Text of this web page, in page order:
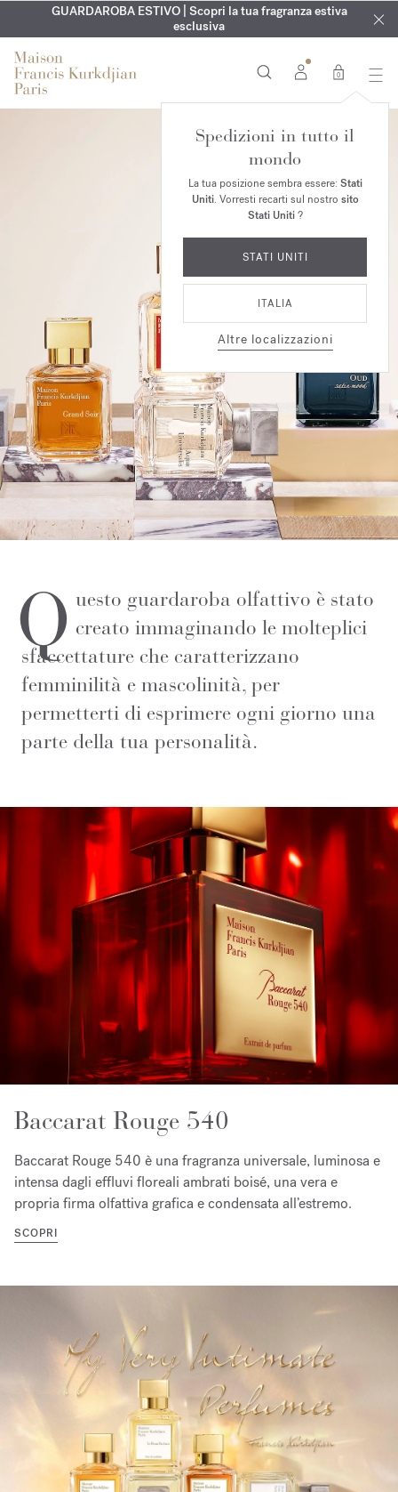
ESCLUSIVO | Scopri la nuova fragranza OUDvelvet moodnel
tuo ordine*
INCISIONE GRATUITA | Su tutte le fragranze e gli oli per il
corpo fino al 9 agosto
GUARDAROBA ESTIVO | Scopri la tua fragranza estiva
esclusiva
0
Spedizioni in tutto il
mondo
La tua posizione sembra essere: Stati
Uniti. Vorresti recarti sul nostro sito
Stati Uniti?
STATI UNITI
ITALIA
Altre localizzazioni
Q uesto guardaroba olfattivo è stato
creato immaginando le molteplici
sfaccettature che caratterizzano
femminilità e mascolinità, per
permetterti di esprimere ogni giorno una
parte della tua personalità.
Baccarat Rouge 540
Baccarat Rouge 540 è una fragranza universale, luminosa e
intensa dagli effluvi floreali ambrati boisé, una vera e
propria firma olfattiva grafica e condensata all’estremo.
SCOPRI